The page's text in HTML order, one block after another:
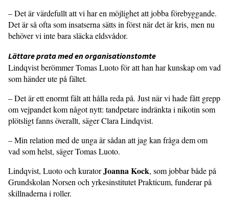
– Det är värdefullt att vi har en möjlighet att jobba förebyggande.
Det är så ofta som insatserna sätts in först när det är kris, men nu
behöver vi inte bara släcka eldsvådor.
Lättare prata med en organisationstomte
Lindqvist berömmer Tomas Luoto för att han har kunskap om vad
som händer ute på fältet.
– Det är ett enormt fält att hålla reda på. Just när vi hade fått grepp
om vejpandet kom något nytt: tandpetare indränkta i nikotin som
plötsligt fanns överallt, säger Clara Lindqvist.
– Min relation med de unga är sådan att jag kan fråga dem om
vad som helst, säger Tomas Luoto.
Lindqvist, Luoto och kuratorJoanna Kock, som jobbar både på
Grundskolan Norsen och yrkesinstitutet Prakticum, funderar på
skillnaderna i roller.